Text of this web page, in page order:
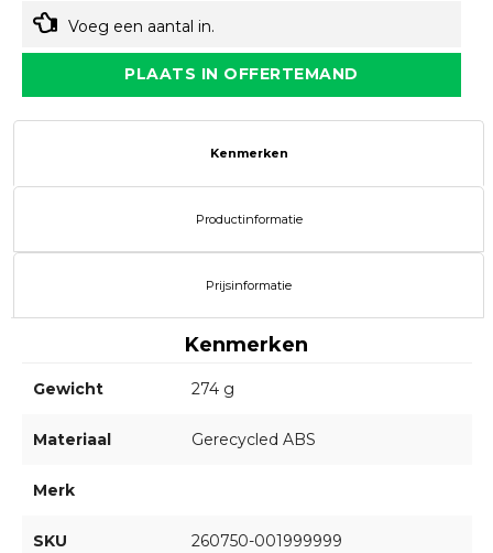
Voeg een aantal in.
PLAATS IN OFFERTEMAND
Kenmerken
Productinformatie
Prijsinformatie
Kenmerken
Gewicht 274 g
Materiaal Gerecycled ABS
Merk
SKU 260750-001999999